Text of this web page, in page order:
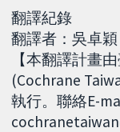
翻譯紀錄
翻譯者：吳卓
【本翻譯計畫
(Cochrane
執行。聯絡E-